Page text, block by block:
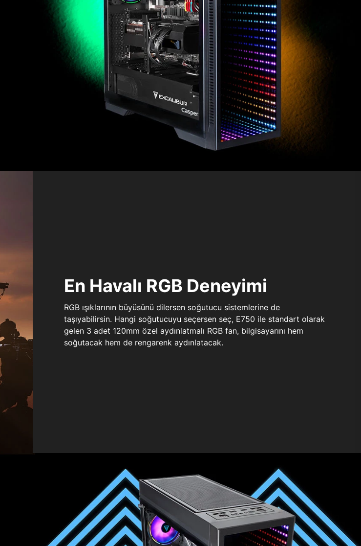
En Havalı RGB Deneyimi
RGB ışıklarının büyüsünü dilersen soğutucu sistemlerine de
taşıyabilirsin. Hangi soğutucuyu seçersen seç, E750 ile standart olarak
gelen 3 adet 120mm özel aydınlatmalı RGB fan, bilgisayarını hem
soğutacak hem de rengarenk aydınlatacak.